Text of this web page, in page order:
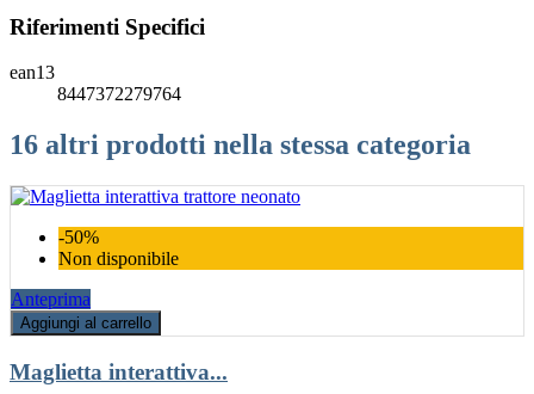
Riferimenti Specifici
ean13
8447372279764
16 altri prodotti nella stessa categoria
-50%
Non disponibile
Anteprima
Aggiungi al carrello
Maglietta interattiva...